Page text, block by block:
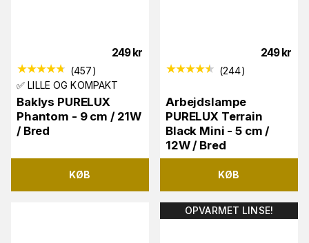
249 kr
(457)
✅ LILLE OG KOMPAKT
Baklys PURELUX
Phantom - 9 cm / 21W
/ Bred
KØB
249 kr
(244)
Arbejdslampe
PURELUX Terrain
Black Mini - 5 cm /
12W / Bred
KØB
OPVARMET LINSE!